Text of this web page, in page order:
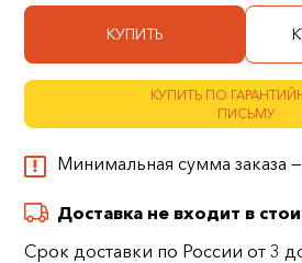
КУПИТЬ
КУПИТЬ ПО
ПИСЬМУ
Минимальная сумма заказа
Доставка не входит в
Срок доставки по России от 3